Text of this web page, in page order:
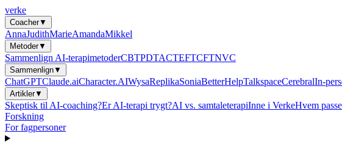
verke
Coacher▼
AnnaJudithMarieAmandaMikkel
Metoder▼
Sammenlign AI-terapimetoderCBTPDTACTEFTCFTNVC
Sammenlign▼
ChatGPTClaude.aiCharacter.AIWysaReplikaSoniaBetterHelpTalkspaceCerebralIn-
Artikler▼
Skeptisk til AI-coaching?Er AI-terapi trygt?AI vs. samtaleterapiInne i VerkeHvem
Forskning
For fagpersoner